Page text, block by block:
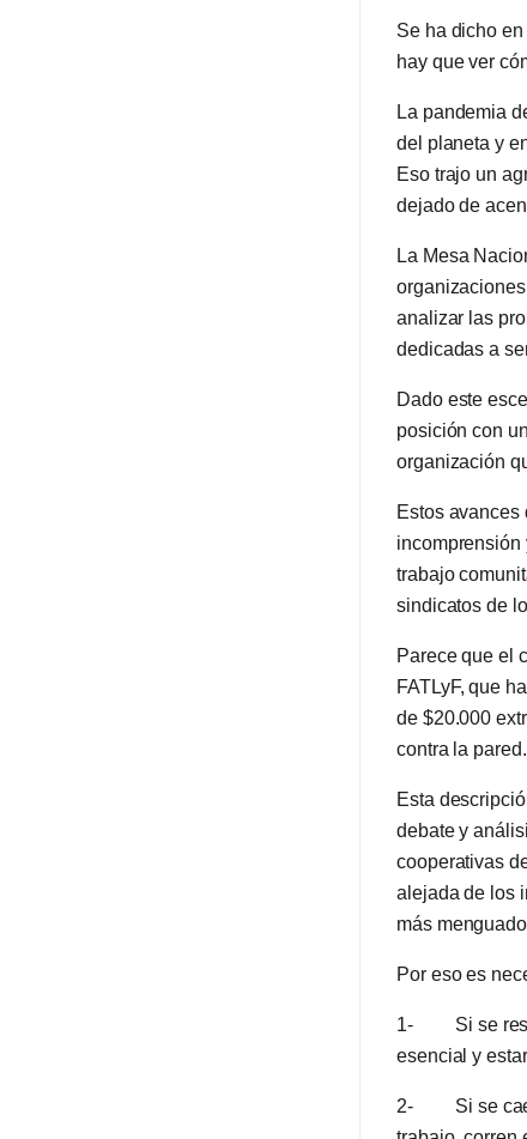
Se ha dicho
hay que ver
La pandemia
del planeta y
Eso trajo un
dejado de
La Mesa
analizar las
dedicadas a
Dado este
posición con
organización
Estos
incomprensión
trabajo
sindicatos de
Parece que el
FATLyF, que
de $20.000
contra la pared.
Esta
debate y
cooperativas
alejada de los
más
Por eso es
1- Si se
esencial y
2- Si se cae